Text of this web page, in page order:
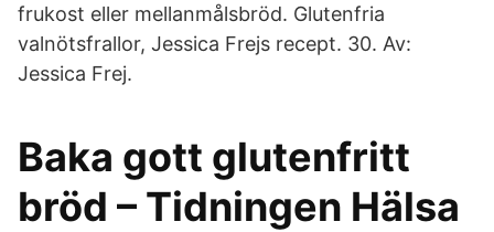
frukost eller mellanmålsbröd. Glutenfria
valnötsfrallor, Jessica Frejs recept. 30. Av:
Jessica Frej.
Baka gott glutenfritt
bröd – Tidningen Hälsa